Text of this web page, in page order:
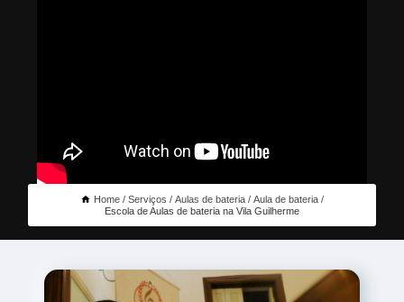
Home Serviços Aulas de bateria
Aula de bateria
Escola de Aulas de bateria na Vila Guilherme